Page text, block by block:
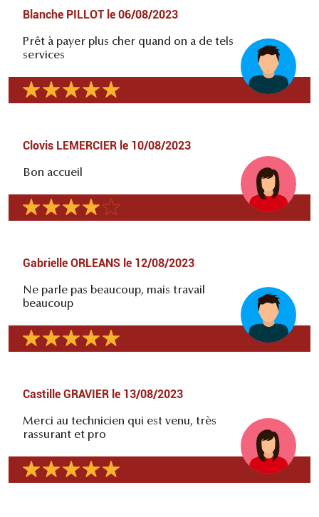
Blanche PILLOT le 06/08/2023
Prêt à payer plus cher quand on a de tels
services
Clovis LEMERCIER le 10/08/2023
Bon accueil
Gabrielle ORLEANS le 12/08/2023
Ne parle pas beaucoup, mais travail
beaucoup
Castille GRAVIER le 13/08/2023
Merci au technicien qui est venu, très
rassurant et pro